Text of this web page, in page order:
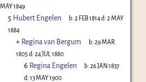
MAY 1849
5 Hubert Engelen b:2 FEB 1814d:2 MAY
1884
+ Regina van Bergum b:29 MAR
1805 d: 24 JUL 1880
6 Regina Engelen b:26 JAN 1837
d: 13 MAY 1900